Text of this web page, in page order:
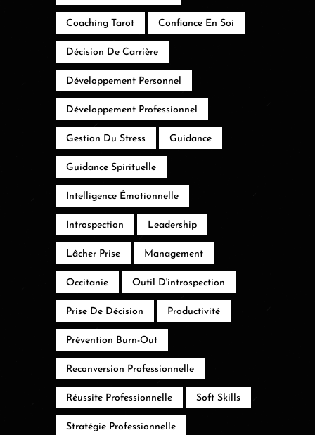
Coaching Tarot Confiance En Soi
Décision De Carrière
Développement Personnel
Développement Professionnel
Gestion Du Stress Guidance
Guidance Spirituelle
Intelligence Émotionnelle
Introspection Leadership
Lâcher Prise Management
Occitanie Outil D'introspection
Prise De Décision Productivité
Prévention Burn-Out
Reconversion Professionnelle
Réussite Professionnelle Soft Skills
Stratégie Professionnelle